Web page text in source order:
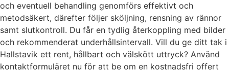
och eventuell behandling genomförs effektivt och
metodsäkert, därefter följer sköljning, rensning av rännor
samt slutkontroll. Du får en tydlig återkoppling med bilder
och rekommenderat underhållsintervall. Vill du ge ditt tak i
Hallstavik ett rent, hållbart och välskött uttryck? Använd
kontaktformuläret nu för att be om en kostnadsfri offert